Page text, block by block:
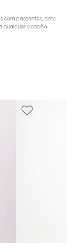
com passantes, cinto
qualquer ocasião.